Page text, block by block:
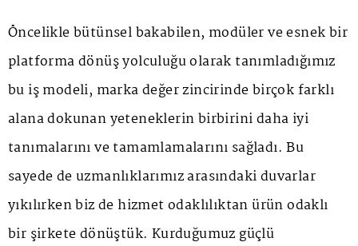
Öncelikle bütünsel bakabilen, modüler ve esnek bir
platforma dönüş yolculuğu olarak tanımladığımız
bu iş modeli, marka değer zincirinde birçok farklı
alana dokunan yeteneklerin birbirini daha iyi
tanımalarını ve tamamlamalarını sağladı. Bu
sayede de uzmanlıklarımız arasındaki duvarlar
yıkılırken biz de hizmet odaklılıktan ürün odaklı
bir şirkete dönüştük. Kurduğumuz güçlü